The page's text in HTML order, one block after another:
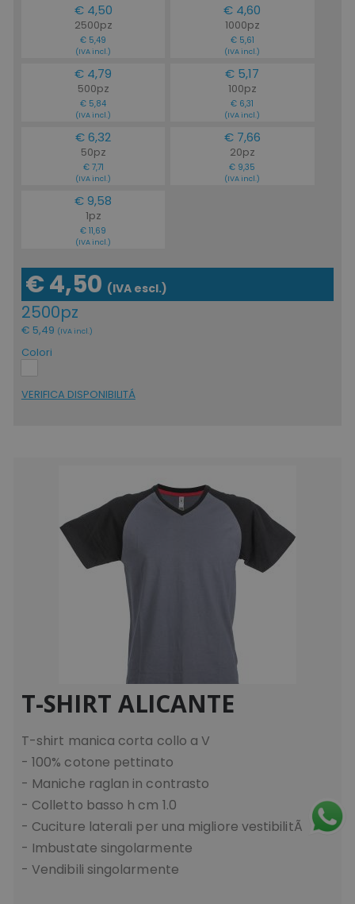
€ 4,50
2500pz
€ 5,49
(IVA incl.)
€ 4,60
1000pz
€ 5,61
(IVA incl.)
€ 4,79
500pz
€ 5,84
(IVA incl.)
€ 5,17
100pz
€ 6,31
(IVA incl.)
€ 6,32
50pz
€ 7,71
(IVA incl.)
€ 7,66
20pz
€ 9,35
(IVA incl.)
€ 9,58
1pz
€ 11,69
(IVA incl.)
€ 4,50 (IVA escl.)
2500pz
€ 5,49 (IVA incl.)
Colori
VERIFICA DISPONIBILITÁ
T-SHIRT ALICANTE
T-shirt manica corta collo a V
- 100% cotone pettinato
- Maniche raglan in contrasto
- Colletto basso h cm 1.0
- Cuciture laterali per una migliore vestibilitÃ
- Imbustate singolarmente
- Vendibili singolarmente